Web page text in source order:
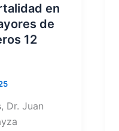
en
de
12
Dr. Juan